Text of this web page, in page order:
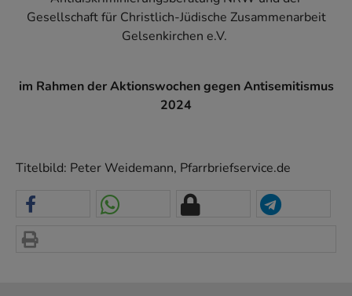
Gesellschaft für Christlich-Jüdische Zusammenarbeit
Gelsenkirchen e.V.
im Rahmen der Aktionswochen gegen Antisemitismus
2024
Titelbild: Peter Weidemann, Pfarrbriefservice.de